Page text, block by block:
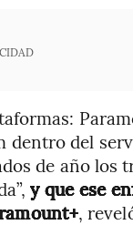
del
de año los
y que ese
,